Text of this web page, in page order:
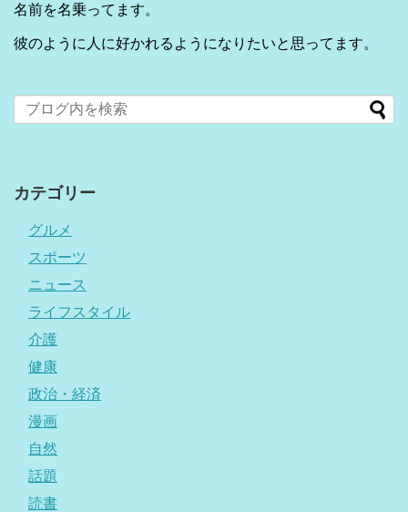
名前を名乗ってます。
彼のように人に好かれるようになりたいと思ってます。
カテゴリー
グルメ
スポーツ
ニュース
ライフスタイル
介護
健康
政治・経済
漫画
自然
話題
読書